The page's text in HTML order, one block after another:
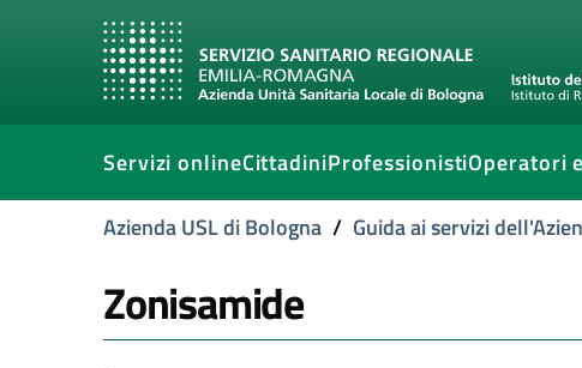
Servizi onlineCittadiniProfessionistiOperatori
Azienda USL di Bologna / Guida ai servizi
Zonisamide